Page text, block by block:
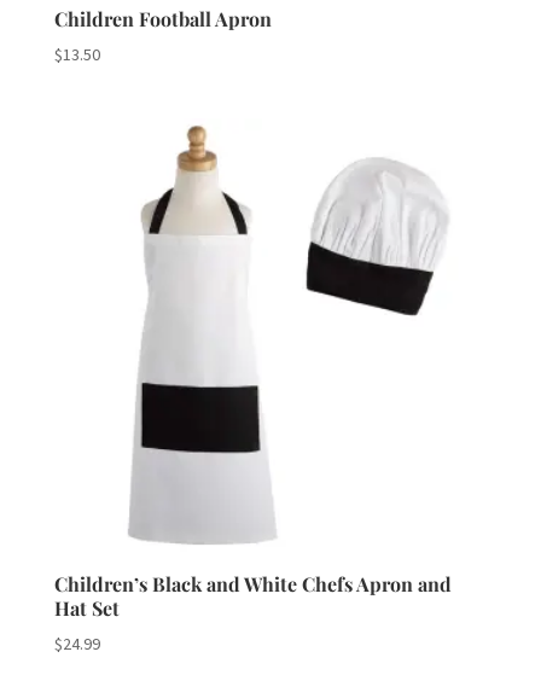
Children Football Apron
$13.50
Children’s Black and White Chefs Apron and
Hat Set
$24.99